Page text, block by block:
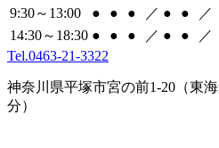
9:30～13:00
● ● ● ／ ● ●
／
14:30～18:30 ● ● ● ／ ● ●
／
Tel.0463-21-3322
神奈川県平塚市宮の前1-20（東
分）